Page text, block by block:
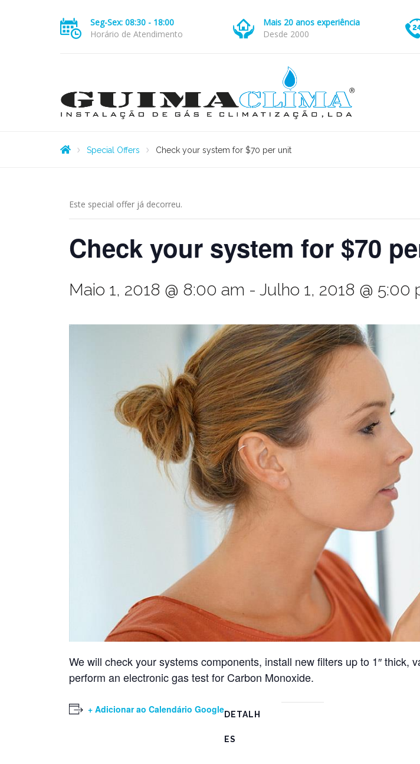
Seg-Sex: 08:30 - 18:00
Horário de Atendimento
Mais 20 anos experiência
Desde 2000
Special Offers Check your system for $70 per unit
Este special offer já decorreu.
Check your system for $70
Maio 1, 2018 @ 8:00 am - Julho 1, 2018 @ 5:00
We will check your systems components, install new filters up to 1″ thick,
perform an electronic gas test for Carbon Monoxide.
+ Adicionar ao Calendário GoogleDETALH
ES